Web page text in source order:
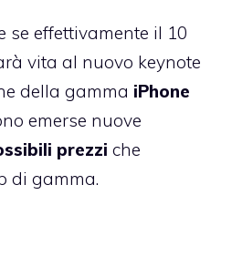
se effettivamente il 10
vita al nuovo keynote
della gamma iPhone
emerse nuove
prezzi che
di gamma.